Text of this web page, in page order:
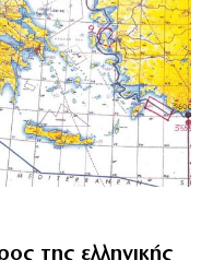
της ελληνικής